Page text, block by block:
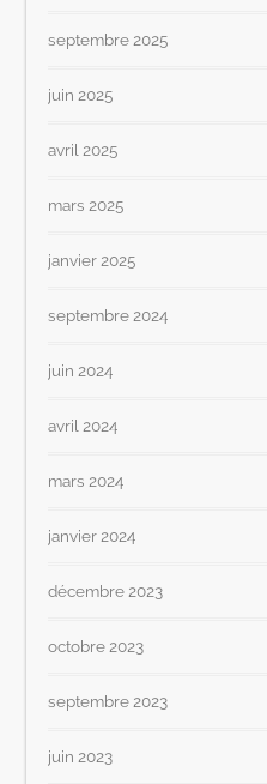
septembre 2025
juin 2025
avril 2025
mars 2025
janvier 2025
septembre 2024
juin 2024
avril 2024
mars 2024
janvier 2024
décembre 2023
octobre 2023
septembre 2023
juin 2023